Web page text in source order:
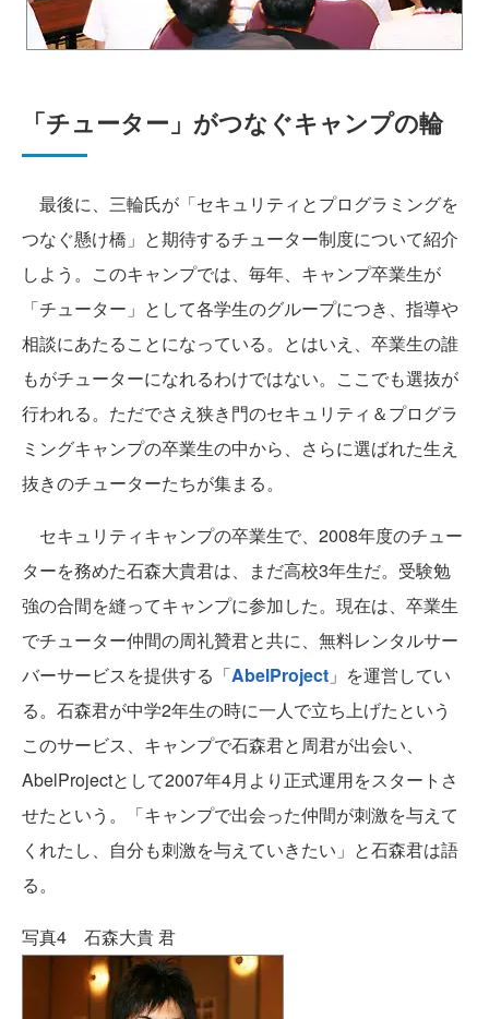
「チューター」がつなぐキャンプの輪
最後に、三輪氏が「セキュリティとプログラミングを
つなぐ懸け橋」と期待するチューター制度について紹介
しよう。このキャンプでは、毎年、キャンプ卒業生が
「チューター」として各学生のグループにつき、指導や
相談にあたることになっている。とはいえ、卒業生の誰
もがチューターになれるわけではない。ここでも選抜が
行われる。ただでさえ狭き門のセキュリティ＆プログラ
ミングキャンプの卒業生の中から、さらに選ばれた生え
抜きのチューターたちが集まる。
セキュリティキャンプの卒業生で、2008年度のチュー
ターを務めた石森大貴君は、まだ高校3年生だ。受験勉
強の合間を縫ってキャンプに参加した。現在は、卒業生
でチューター仲間の周礼贊君と共に、無料レンタルサー
バーサービスを提供する「AbelProject 」を運営してい
る。石森君が中学2年生の時に一人で立ち上げたという
このサービス、キャンプで石森君と周君が出会い、
AbelProjectとして2007年4月より正式運用をスタートさ
せたという。「キャンプで出会った仲間が刺激を与えて
くれたし、自分も刺激を与えていきたい」と石森君は語
る。
写真4 石森大貴 君